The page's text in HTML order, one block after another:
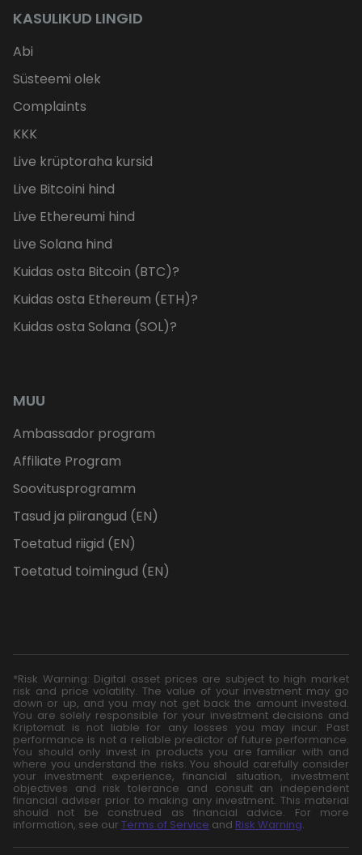
KASULIKUD LINGID
Abi
Süsteemi olek
Complaints
KKK
Live krüptoraha kursid
Live Bitcoini hind
Live Ethereumi hind
Live Solana hind
Kuidas osta Bitcoin (BTC)?
Kuidas osta Ethereum (ETH)?
Kuidas osta Solana (SOL)?
MUU
Ambassador program
Affiliate Program
Soovitusprogramm
Tasud ja piirangud (EN)
Toetatud riigid (EN)
Toetatud toimingud (EN)
*Risk Warning: Digital asset prices are subject to high market
risk and price volatility. The value of your investment may go
down or up, and you may not get back the amount invested.
You are solely responsible for your investment decisions and
Kriptomat is not liable for any losses you may incur. Past
performance is not a reliable predictor of future performance.
You should only invest in products you are familiar with and
where you understand the risks. You should carefully consider
your investment experience, financial situation, investment
objectives and risk tolerance and consult an independent
financial adviser prior to making any investment. This material
should not be construed as financial advice. For more
information, see our Terms of Service and Risk Warning.